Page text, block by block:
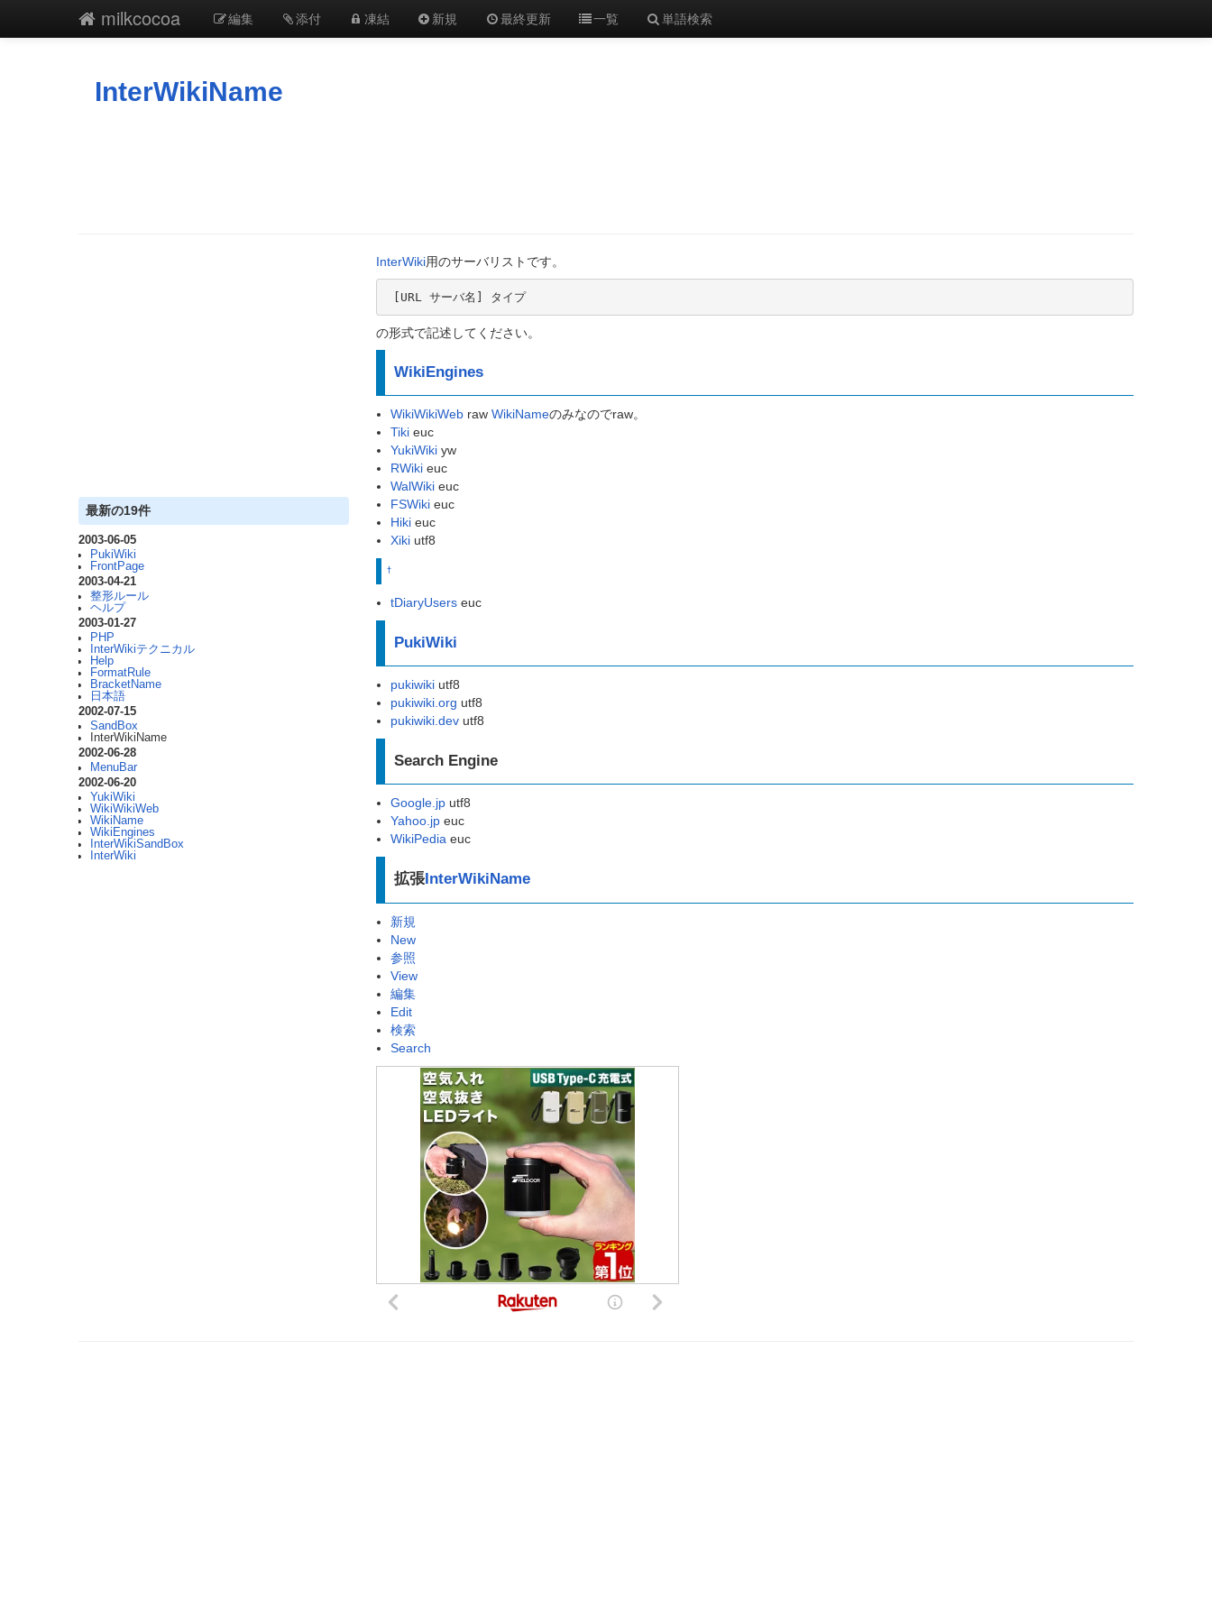
milkcocoa 編集 添付 凍結 新規 最終更新 一覧 単語検索
InterWikiName
最新の19件
2003-06-05
PukiWiki
FrontPage
2003-04-21
整形ルール
ヘルプ
2003-01-27
PHP
InterWikiテクニカル
Help
FormatRule
BracketName
日本語
2002-07-15
SandBox
InterWikiName
2002-06-28
MenuBar
2002-06-20
YukiWiki
WikiWikiWeb
WikiName
WikiEngines
InterWikiSandBox
InterWiki
InterWiki用のサーバリストです。
[URL サーバ名] タイプ
の形式で記述してください。
WikiEngines
WikiWikiWeb raw WikiNameのみなのでraw。
Tiki euc
YukiWiki yw
RWiki euc
WalWiki euc
FSWiki euc
Hiki euc
Xiki utf8
†
tDiaryUsers euc
PukiWiki
pukiwiki utf8
pukiwiki.org utf8
pukiwiki.dev utf8
Search Engine
Google.jp utf8
Yahoo.jp euc
WikiPedia euc
拡張 InterWikiName
新規
New
参照
View
編集
Edit
検索
Search